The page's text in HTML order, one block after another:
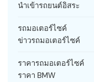
นำเข้ารถยนต์อิสระ
รถมอเตอร์ไซค์
ข่าวรถมอเตอร์ไซค์
ราคารถมอเตอร์ไซค์
ราคา BMW